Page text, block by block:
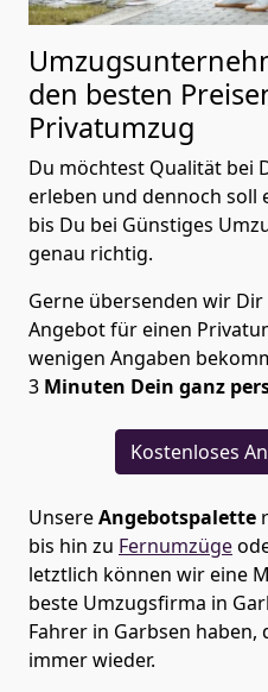
den besten
Privatumzug
Du möchtest Qualität bei
erleben und dennoch soll
bis Du bei Günstiges
genau richtig.
Gerne übersenden wir
Angebot für einen
wenigen Angaben
3 Minuten Dein ganz
Kostenloses
UnsereAngebotspalette
bis hin zu Fernumzüge
letztlich können wir eine
beste Umzugsfirma in
Fahrer in Garbsen
immer wieder.